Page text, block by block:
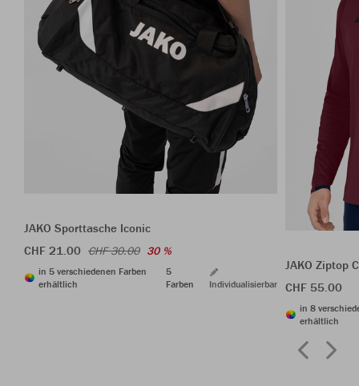
JAKO Sporttasche Iconic
CHF 21.00 CHF 30.00 30 %
in 5 verschiedenen Farben
erhältlich
5
Farben
Individualisierbar
JAKO Ziptop
CHF 55.00
in 8
erhältlich